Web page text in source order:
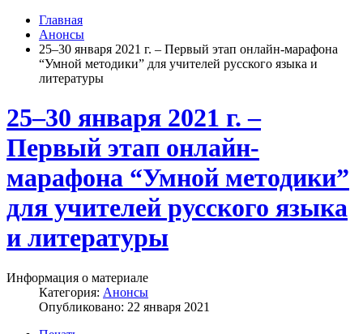
Главная
Анонсы
25–30 января 2021 г. – Первый этап онлайн-марафона
“Умной методики” для учителей русского языка и
литературы
25–30 января 2021 г. –
Первый этап онлайн-
марафона “Умной методики”
для учителей русского языка
и литературы
Информация о материале
Категория: Анонсы
Опубликовано: 22 января 2021